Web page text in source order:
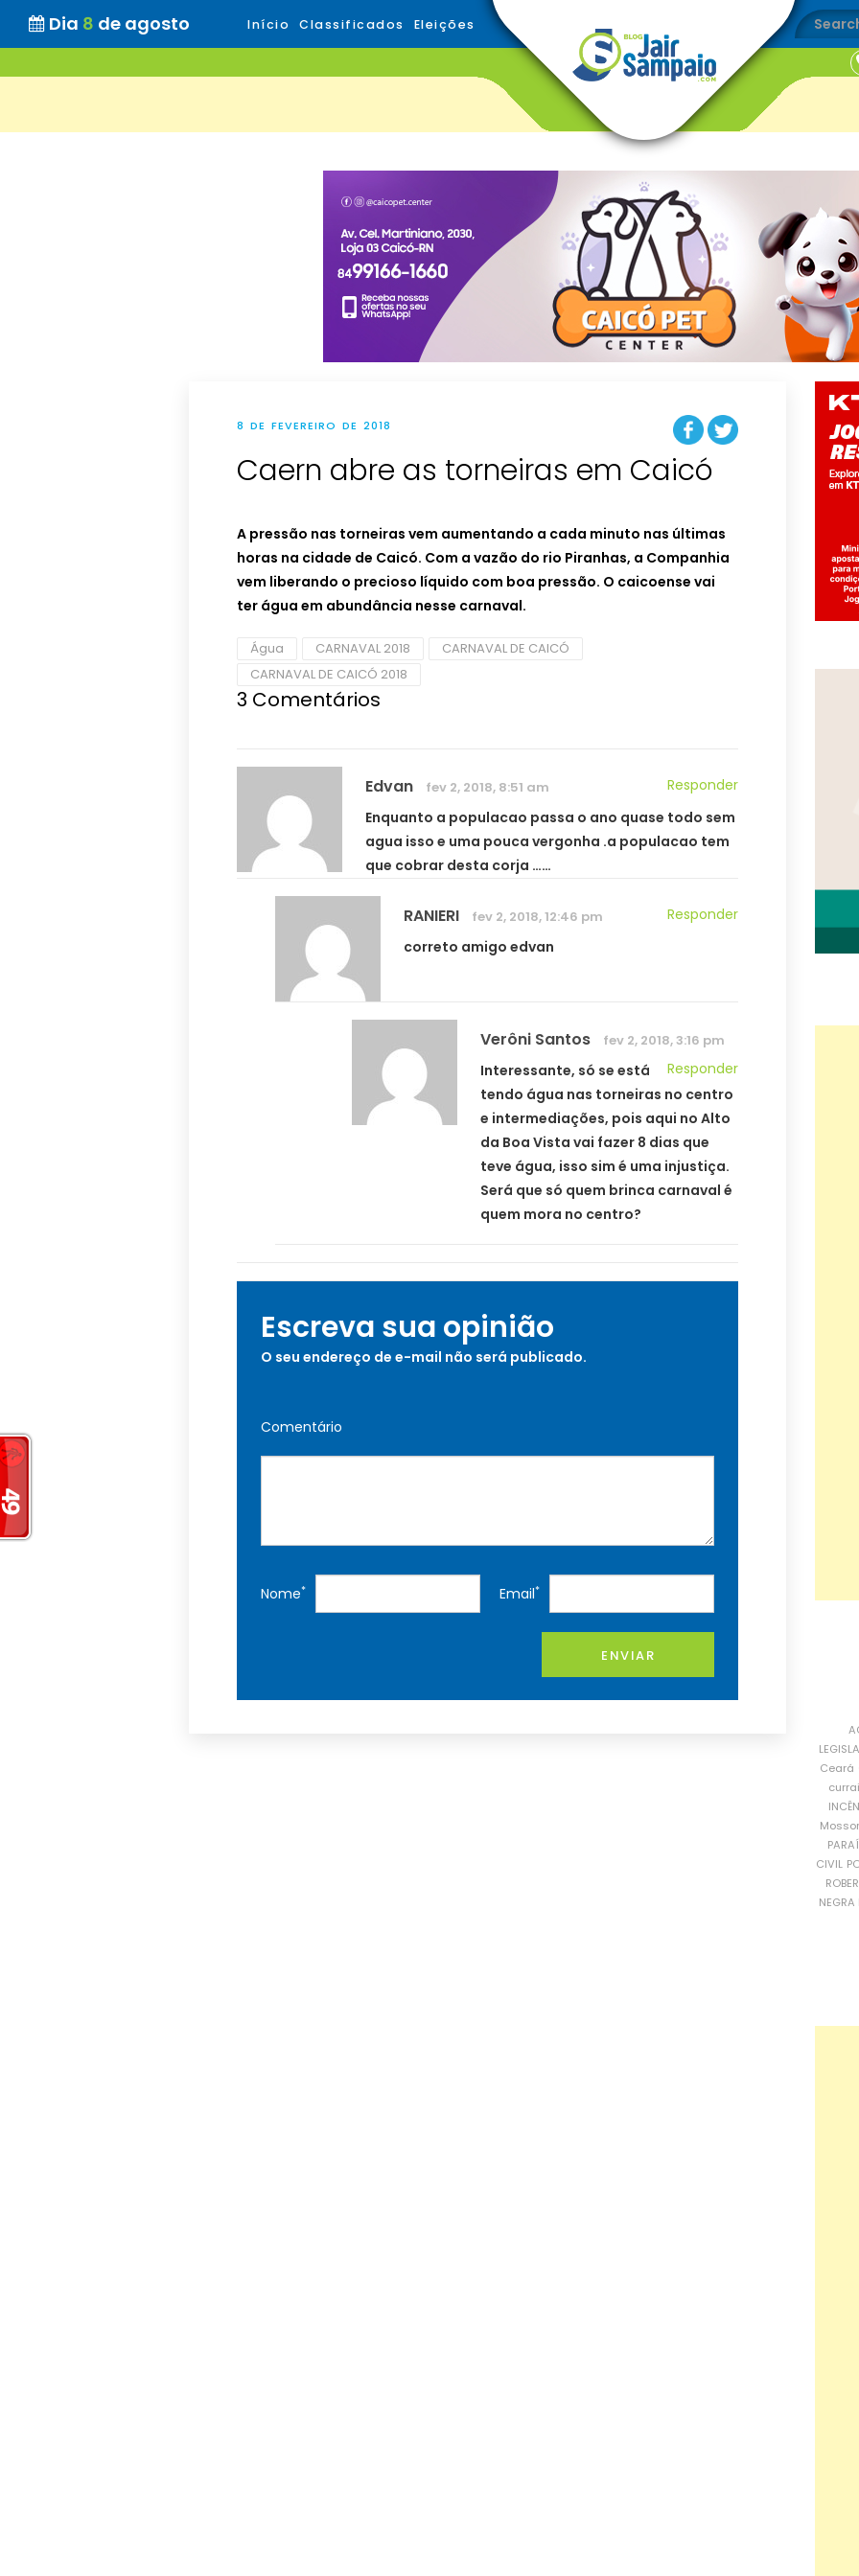
Dia 8 de agosto Início Classificados Eleições
8 DE FEVEREIRO DE 2018
Caern abre as torneiras em Caicó
A pressão nas torneiras vem aumentando a cada minuto nas últimas
horas na cidade de Caicó. Com a vazão do rio Piranhas, a Companhia
vem liberando o precioso líquido com boa pressão. O caicoense vai
ter água em abundância nesse carnaval.
Água CARNAVAL 2018
CARNAVAL DE CAICÓ
CARNAVAL DE CAICÓ 2018
3 Comentários
Edvan fev 2, 2018, 8:51 am
Responder
Enquanto a populacao passa o ano quase todo sem
agua isso e uma pouca vergonha .a populacao tem
que cobrar desta corja ……
RANIERI fev 2, 2018, 12:46 pm
Responder
correto amigo edvan
Verôni Santos fev 2, 2018, 3:16 pm
Responder
Interessante, só se está
tendo água nas torneiras no centro
e intermediações, pois aqui no Alto
da Boa Vista vai fazer 8 dias que
teve água, isso sim é uma injustiça.
Será que só quem brinca carnaval é
quem mora no centro?
Escreva sua opinião
O seu endereço de e-mail não será publicado.
Comentário
Nome* Email*
ENVIAR
Ceará
CIVIL
NEGRA